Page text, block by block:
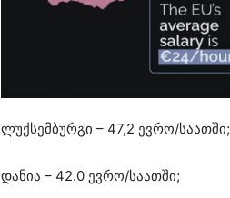
ლუქსემბურგი – 47,2 ევრო/საათში;
დანია – 42.0 ევრო/საათში;